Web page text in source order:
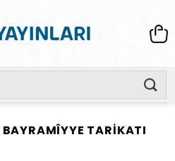
BAYRAMÎYYE TARIKATI